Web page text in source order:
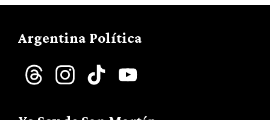
Argentina Política
Threads InstagramTikTok